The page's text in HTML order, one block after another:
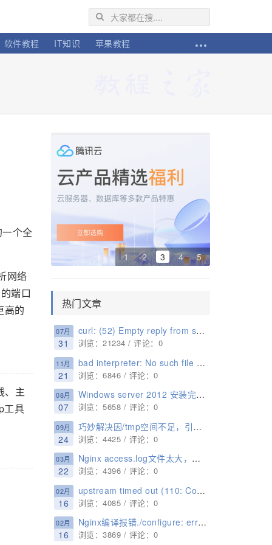
软件教程 IT知识 苹果教程
个全
网络
端口
高的
、主
工具
1 2 3 4 5
热门文章
07月
31
curl: (52) Empty reply from server解决方法
浏览：21234 / 评论：0
11月
21
bad interpreter: No such file or directory 解决方法
浏览：6846 / 评论：0
08月
07
Windows server 2012 安装完不显示桌面只显示命令行的原因以及解决办法
浏览：5658 / 评论：0
09月
24
巧妙解决因/tmp空间不足，引起No space left on device的问题
浏览：4425 / 评论：0
03月
22
Nginx access.log文件太大，自动释放清理
浏览：4396 / 评论：0
02月
16
upstream timed out (110: Connection timed out) while reading response header from upstream解决办法
浏览：4085 / 评论：0
02月
16
Nginx编译报错./configure: error: SSL modules require the OpenSSL library. 解决办法
浏览：3869 / 评论：0